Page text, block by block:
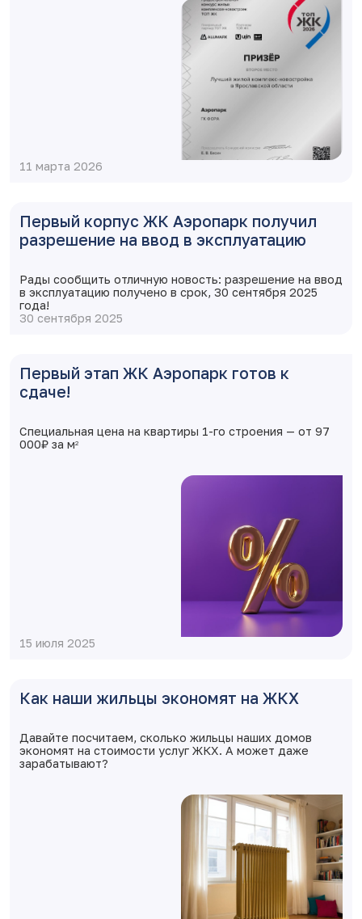
11 марта 2026
Первый корпус ЖК Аэропарк получил
разрешение на ввод в эксплуатацию
Рады сообщить отличную новость: разрешение на ввод
в эксплуатацию получено в срок, 30 сентября 2025
года!
30 сентября 2025
Первый этап ЖК Аэропарк готов к
сдаче!
Специальная цена на квартиры 1-го строения — от 97
000₽ за м2
15 июля 2025
Как наши жильцы экономят на ЖКХ
Давайте посчитаем, сколько жильцы наших домов
экономят на стоимости услуг ЖКХ. А может даже
зарабатывают?